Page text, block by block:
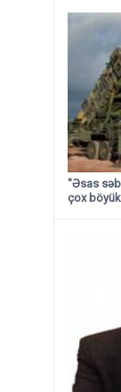
"Əsas
çox böyük